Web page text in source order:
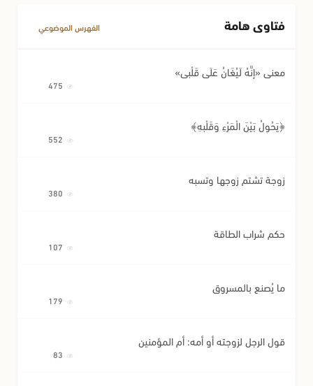
مسائل متفرقة في المعاملات
فتاوى هامة الفهرس الموضوعي
معنى «إِنَّهُ لَيُغَانُ عَلَى قَلْبِي»
﴿يَحُولُ بَيْنَ الْمَرْءِ وَقَلْبِهِ﴾
زوجة تشتم زوجها وتسبه
حكم شراب الطاقة
ما يُصنع بالمسروق
قول الرجل لزوجته أو أمه: أم المؤمنين